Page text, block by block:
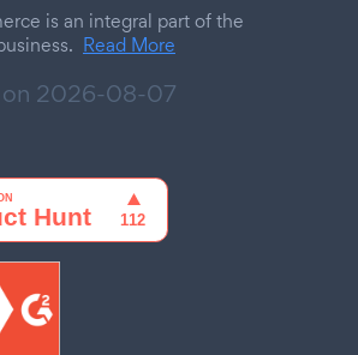
is an integral part of the
Read More
2026-08-07